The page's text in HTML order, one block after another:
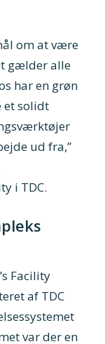
om at være
gælder alle
har en grøn
et solidt
ud fra,”
i TDC.
Facility
af TDC
var der en